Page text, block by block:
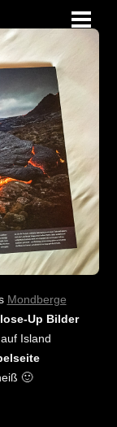
Mondberge
Up Bilder
auf Island
🙂